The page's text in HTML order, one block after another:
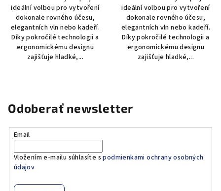
ideální volbou pro vytvoření
dokonale rovného účesu,
elegantních vln nebo kadeří.
Díky pokročilé technologii a
ergonomickému designu
zajišťuje hladké,...
ideální volbou pro vytvoření
dokonale rovného účesu,
elegantních vln nebo kadeří.
Díky pokročilé technologii a
ergonomickému designu
zajišťuje hladké,...
Odoberať newsletter
Email
Vložením e-mailu súhlasíte spodmienkami ochrany osobných
údajov